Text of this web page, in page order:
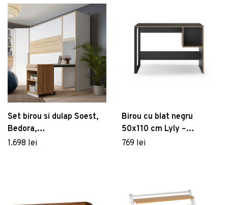
Set birou si dulap Soest,
Bedora,
49.4x57.3/164x215 cm,
1.698 lei
Birou cu blat negru
50x110 cm Lyly –
Marckeric
769 lei